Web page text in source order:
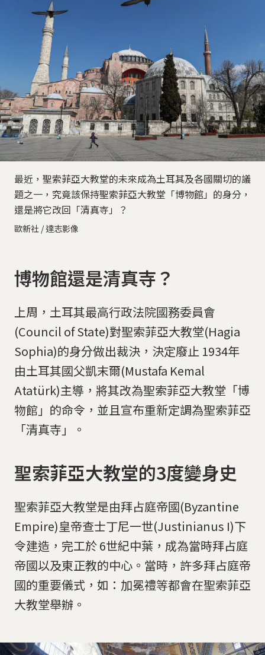
最近，聖索菲亞大教堂的未來成為土耳其及各國關切的議
題之一，究竟該保持聖索菲亞大教堂「博物館」的身分，
還是將它改回「清真寺」？
歐新社 / 達志影像
博物館還是清真寺？
上周，土耳其最高行政法院國務委員會
(Council of State)對聖索菲亞大教堂(Hagia
Sophia)的身分做出裁決，決定廢止 1934年
由土耳其國父凱末爾(Mustafa Kemal
Atatürk)主導，將其改為聖索菲亞大教堂「博
物館」的命令，並且宣布重新定調為聖索菲亞
「清真寺」。
聖索菲亞大教堂的3度變身史
聖索菲亞大教堂是由拜占庭帝國(Byzantine
Empire)皇帝查士丁尼一世(Justinianus I)下
令建造，完工於 6世紀中葉，成為當時拜占庭
帝國以及東正教的中心。當時，許多拜占庭帝
國的重要儀式，如：加冕禮等都會在聖索菲亞
大教堂舉辦。